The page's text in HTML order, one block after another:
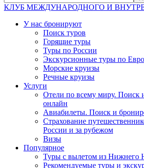
КЛУБ МЕЖДУНАРОДНОГО И
У нас бронируют
Поиск туров
Горящие туры
Туры по России
Экскурсионные туры по
Морские круизы
Речные круизы
Услуги
Отели по всему миру. Поиск
онлайн
Авиабилеты. Поиск и
Страхование
России и за рубежом
Визы
Популярное
Туры с вылетом из Нижнего
Рекомендуемые туры и